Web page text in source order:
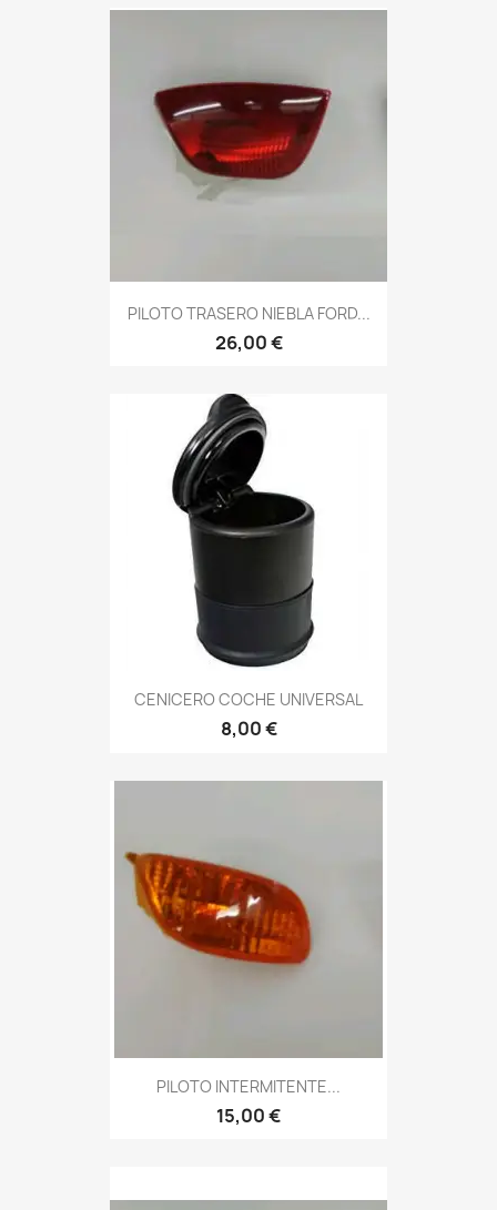
PILOTO TRASERO NIEBLA FORD...
26,00 €
CENICERO COCHE UNIVERSAL
8,00 €
PILOTO INTERMITENTE...
15,00 €